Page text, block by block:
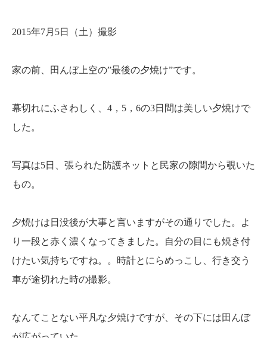
2015年7月5日（土）撮影
家の前、田んぼ上空の”最後の夕焼け”です。
幕切れにふさわしく、4，5，6の3日間は美しい夕焼けで
した。
写真は5日、張られた防護ネットと民家の隙間から覗いた
もの。
夕焼けは日没後が大事と言いますがその通りでした。よ
り一段と赤く濃くなってきました。自分の目にも焼き付
けたい気持ちですね。。時計とにらめっこし、行き交う
車が途切れた時の撮影。
なんてことない平凡な夕焼けですが、その下には田んぼ